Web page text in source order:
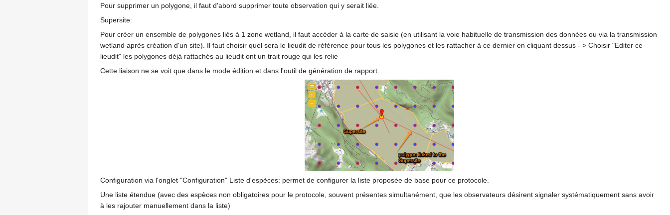
Pour supprimer un polygone, il faut d'abord supprimer toute observation qui y serait liée.
Supersite:
Pour créer un ensemble de polygones liés à 1 zone wetland, il faut accéder à la carte de saisie (en utilisant la voie habituelle de transmission des données ou via la transmission
wetland après création d'un site). Il faut choisir quel sera le lieudit de référence pour tous les polygones et les rattacher à ce dernier en cliquant dessus - > Choisir "Editer ce
lieudit" les polygones déjà rattachés au lieudit ont un trait rouge qui les relie
Cette liaison ne se voit que dans le mode édition et dans l'outil de génération de rapport.
Configuration via l'onglet "Configuration" Liste d'espèces: permet de configurer la liste proposée de base pour ce protocole.
Une liste étendue (avec des espèces non obligatoires pour le protocole, souvent présentes simultanément, que les observateurs désirent signaler systématiquement sans avoir
à les rajouter manuellement dans la liste)